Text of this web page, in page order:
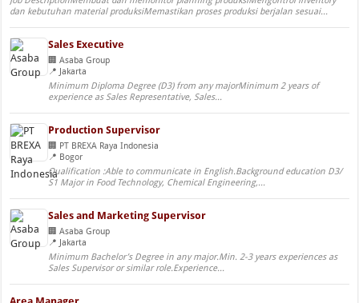
dan kebutuhan material produksiMemastikan proses produksi berjalan sesuai...
Sales Executive
Asaba Group
Jakarta
Minimum Diploma Degree (D3) from any majorMinimum 2 years of
experience as Sales Representative, Sales...
Production Supervisor
PT BREXA Raya Indonesia
Bogor
Qualification :Able to communicate in English.Background education D3/
S1 Major in Food Technology, Chemical Engineering,...
Sales and Marketing Supervisor
Asaba Group
Jakarta
Minimum Bachelor’s Degree in any major.Min. 2-3 years experiences as
Sales Supervisor or similar role.Experience...